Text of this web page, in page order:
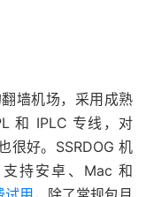
墙机场，采用成熟
和 IPLC 专线，对
很好。SSRDOG 机
持安卓、Mac 和